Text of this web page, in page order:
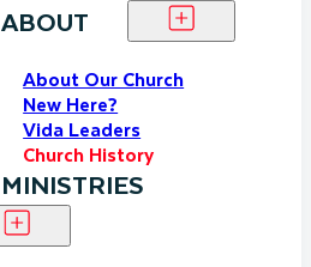
ABOUT
About Our Church
New Here?
Vida Leaders
Church History
MINISTRIES